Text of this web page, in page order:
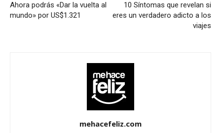
Ahora podrás «Dar la vuelta al
mundo» por US$1.321
10 Síntomas que revelan si
eres un verdadero adicto a los
viajes
mehacefeliz.com